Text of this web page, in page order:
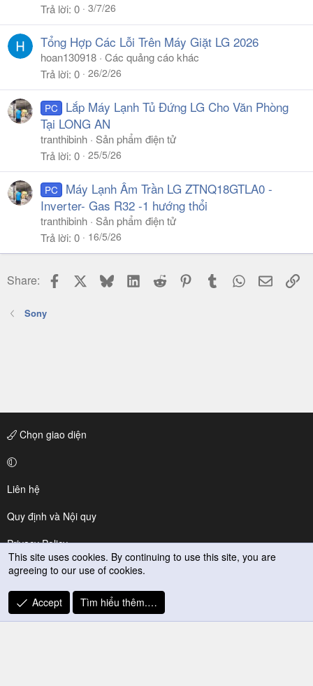
Trả lời 0 3/7/26
Tổng Hợp Các Lỗi Trên Máy Giặt LG 2026
hoan130918 Các quảng cáo khác
Trả lời 0 26/2/26
PC
Lắp Máy Lạnh Tủ Đứng LG Cho Văn Phòng
Tại LONG AN
tranthibinh
Sản phẩm điện tử
Trả lời 0 25/5/26
PC
Máy Lạnh Âm Trần LG ZTNQ18GTLA0 -
Inverter- Gas R32 -1 hướng thổi
tranthibinh
Sản phẩm điện tử
Trả lời 0 16/5/26
Share: Facebook BlueskyLinkedIn
Reddit PinterestTumblr WhatsApp
Email
Sony
Chọn giao diện
Liên hệ
Quy định và Nội quy
Privacy Policy
Trợ giúp
R
S
This site uses cookies. By continuing to use this site, you are
agreeing to our use of cookies.
Accept Tìm hiểu thêm.…